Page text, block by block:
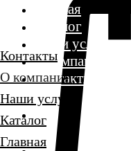
Главная
Каталог
Наши услуги
О компании
Контакты
Контакты
О компании
Наши услуги
Каталог
Главная